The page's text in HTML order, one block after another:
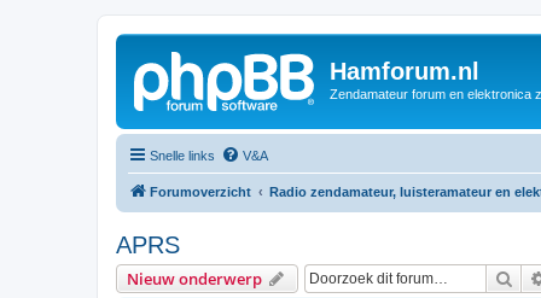
Hamforum.nl
Zendamateur forum en elektronica
Snelle links V&A
Forumoverzicht Radio zendamateur, luisteramateur en
APRS
Nieuw onderwerp